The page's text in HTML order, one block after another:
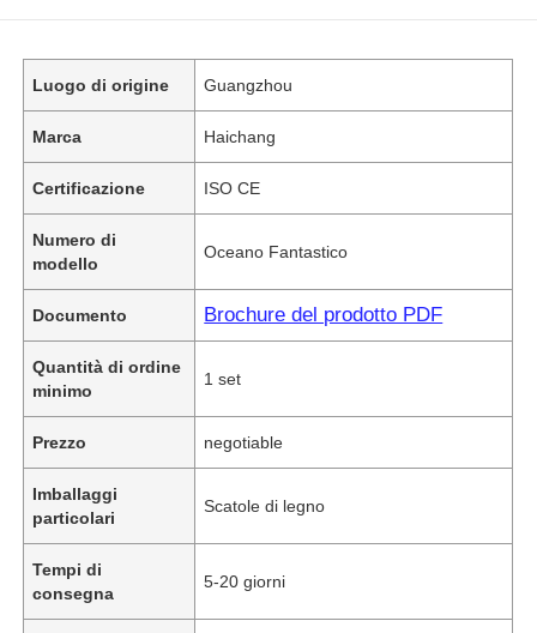
Luogo di origine Guangzhou
Marca Haichang
Certificazione ISO CE
Numero di
modello
Oceano Fantastico
Documento Brochure del prodotto PDF
Quantità di ordine
minimo
1 set
Prezzo negotiable
Imballaggi
particolari
Scatole di legno
Tempi di
consegna
5-20 giorni